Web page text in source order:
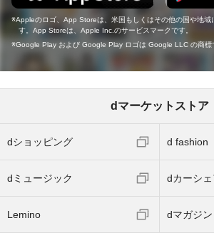
Appleのロゴ、App Storeは、米国もしくはその他の国や地
す。App Storeは、Apple Inc.のサービスマークです。
Google Play および Google Play ロゴは Google LLC の商標
dマーケットストア
dショッピング d fashion
dミュージック dカーシェ
Lemino dマガジン